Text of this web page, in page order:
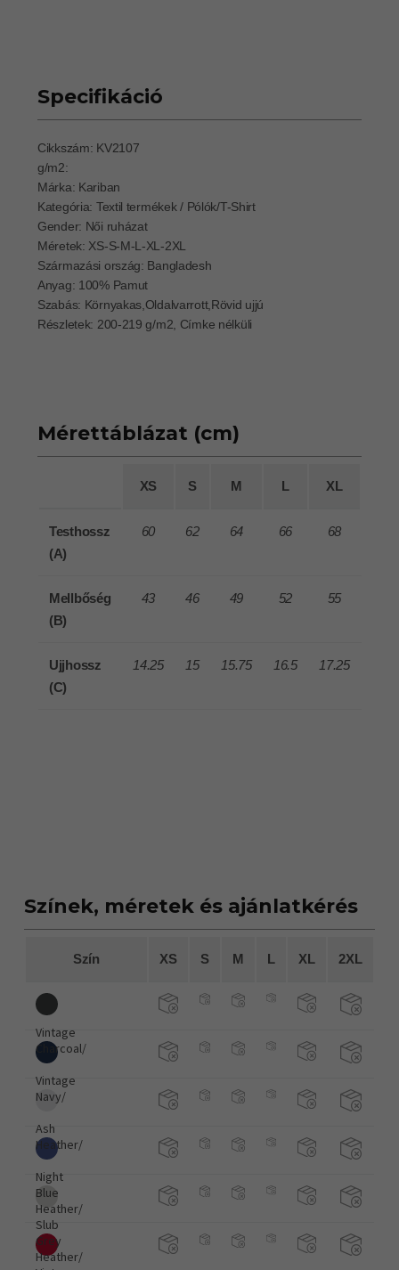
Specifikáció
Cikkszám: KV2107
g/m2:
Márka: Kariban
Kategória: Textil termékek / Pólók/T-Shirt
Gender: Női ruházat
Méretek: XS-S-M-L-XL-2XL
Származási ország: Bangladesh
Anyag: 100% Pamut
Szabás: Környakas,Oldalvarrott,Rövid ujjú
Részletek: 200-219 g/m2, Címke nélküli
Mérettáblázat (cm)
XS S M L XL
Testhossz
(A)
60 62 64 66 68
Mellbőség
(B)
43 46 49 52 55
Ujjhossz
(C)
14.25 15 15.75 16.5 17.25
Színek, méretek és ajánlatkérés
Szín XS S M L XL 2XL
Vintage
Charcoal/
Vintage
Navy/
Ash
Heather/
Night
Blue
Heather/
Slub
Grey
Heather/